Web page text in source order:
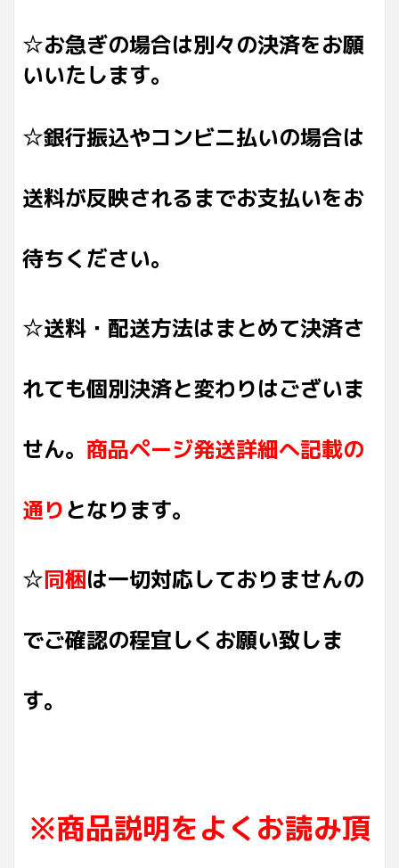
☆お急ぎの場合は別々の決済をお願
いいたします。
☆銀行振込やコンビニ払いの場合は
送料が反映されるまでお支払いをお
待ちください。
☆送料・配送方法はまとめて決済さ
れても個別決済と変わりはございま
せん。 商品ページ発送詳細へ記載の
通りとなります。
☆同梱は一切対応しておりませんの
でご確認の程宜しくお願い致しま
す。
※商品説明をよくお読み頂